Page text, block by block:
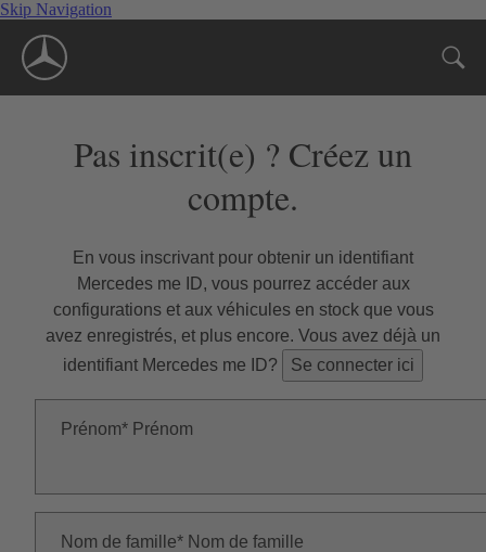
Skip Navigation
Pas inscrit(e) ? Créez un
compte.
En vous inscrivant pour obtenir un identifiant
Mercedes me ID, vous pourrez accéder aux
configurations et aux véhicules en stock que vous
avez enregistrés, et plus encore. Vous avez déjà un
identifiant Mercedes me ID?
Se connecter ici
Prénom Prénom
Nom de famille Nom de famille